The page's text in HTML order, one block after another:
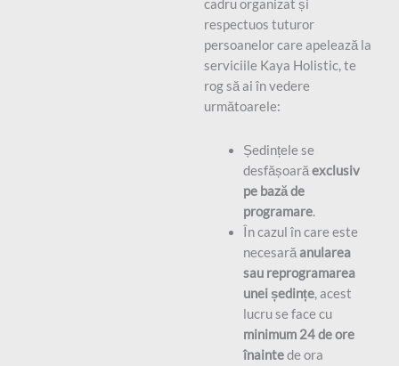
cadru organizat și
respectuos tuturor
persoanelor care apelează la
serviciile Kaya Holistic, te
rog să ai în vedere
următoarele:
Ședințele se
desfășoarăexclusiv
pe bază de
programare.
În cazul în care este
necesarăanularea
sau reprogramarea
unei ședințe, acest
lucru se face cu
minimum 24 de ore
înaintede ora